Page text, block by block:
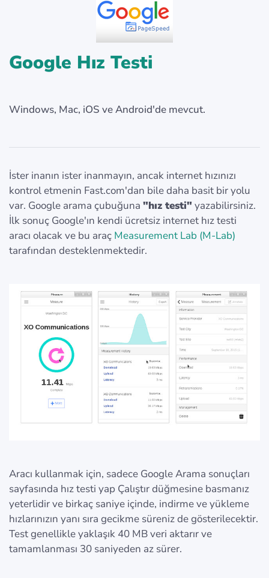
Google Hız Testi
Windows, Mac, iOS ve Android'de mevcut.
İster inanın ister inanmayın, ancak internet hızınızı
kontrol etmenin Fast.com'dan bile daha basit bir yolu
var. Google arama çubuğuna "hız testi"yazabilirsiniz.
İlk sonuç Google'ın kendi ücretsiz internet hız testi
aracı olacak ve bu araç Measurement Lab (M-Lab)
tarafından desteklenmektedir.
Aracı kullanmak için, sadece Google Arama sonuçları
sayfasında hız testi yap Çalıştır düğmesine basmanız
yeterlidir ve birkaç saniye içinde, indirme ve yükleme
hızlarınızın yanı sıra gecikme süreniz de gösterilecektir.
Test genellikle yaklaşık 40 MB veri aktarır ve
tamamlanması 30 saniyeden az sürer.